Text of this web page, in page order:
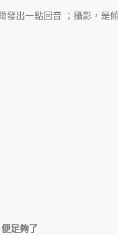
發出一點回音 ；攝影，是
足夠了